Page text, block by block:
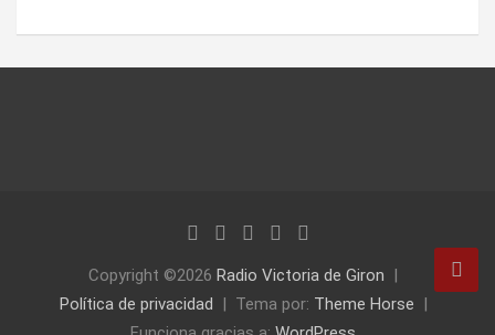
Copyright ©2026 Radio Victoria de Giron
Política de privacidad
Tema por: Theme Horse